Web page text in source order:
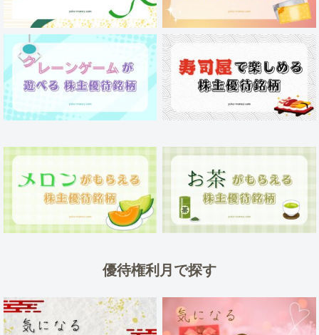
優待権利月で探す